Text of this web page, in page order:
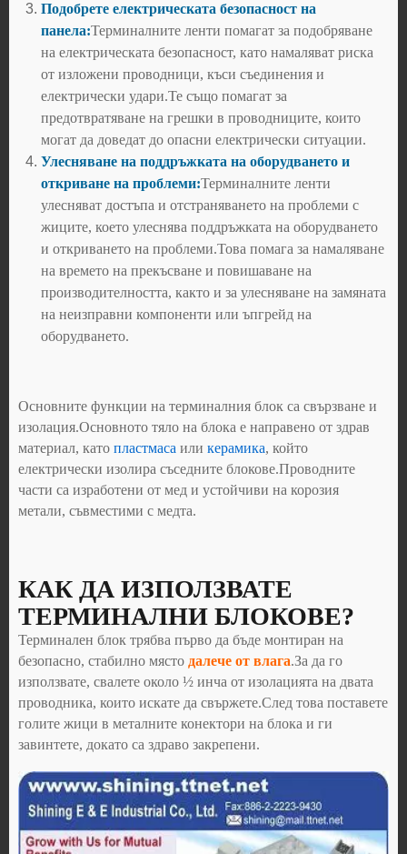
Подобрете електрическата безопасност на
панела:Терминалните ленти помагат за подобряване
на електрическата безопасност, като намаляват риска
от изложени проводници, къси съединения и
електрически удари.Те също помагат за
предотвратяване на грешки в проводниците, които
могат да доведат до опасни електрически ситуации.
Улесняване на поддръжката на оборудването и
откриване на проблеми:Терминалните ленти
улесняват достъпа и отстраняването на проблеми с
жиците, което улеснява поддръжката на оборудването
и откриването на проблеми.Това помага за намаляване
на времето на прекъсване и повишаване на
производителността, както и за улесняване на замяната
на неизправни компоненти или ъпгрейд на
оборудването.
Основните функции на терминалния блок са свързване и
изолация.Основното тяло на блока е направено от здрав
материал, като пластмаса или керамика, който
електрически изолира съседните блокове.Проводните
части са изработени от мед и устойчиви на корозия
метали, съвместими с медта.
КАК ДА ИЗПОЛЗВАТЕ
ТЕРМИНАЛНИ БЛОКОВЕ?
Терминален блок трябва първо да бъде монтиран на
безопасно, стабилно място далече от влага.За да го
използвате, свалете около ½ инча от изолацията на двата
проводника, които искате да свържете.След това поставете
голите жици в металните конектори на блока и ги
завинтете, докато са здраво закрепени.